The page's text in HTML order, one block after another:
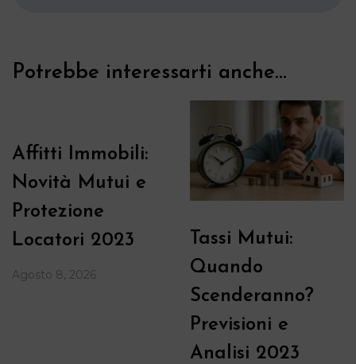
Potrebbe interessarti anche...
Affitti Immobili:
Novità Mutui e
Protezione
Locatori 2023
Agosto 8, 2026
Tassi Mutui:
Quando
Scenderanno?
Previsioni e
Analisi 2023